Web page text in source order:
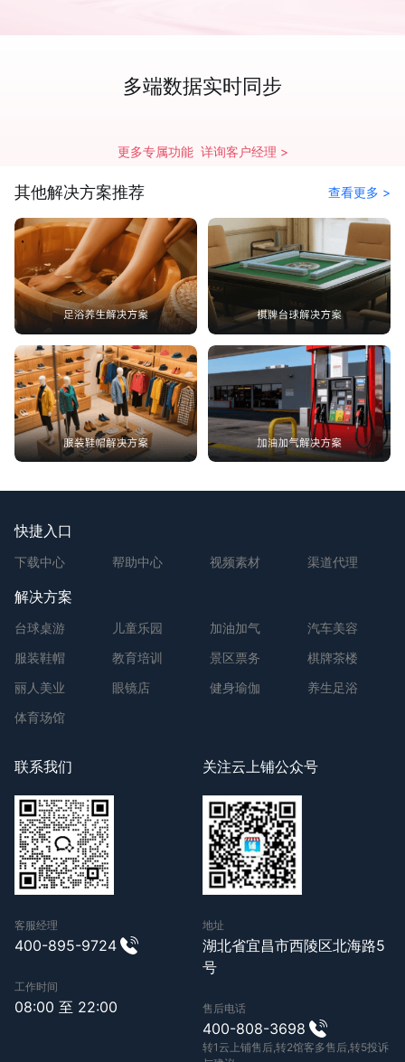
多端数据实时同步
更多专属功能 详询客户经理 >
其他解决方案推荐 查看更多 >
快捷入口
下载中心 帮助中心 视频素材 渠道代理
解决方案
台球桌游 儿童乐园 加油加气
汽车美容
服装鞋帽
教育培训 景区票务
棋牌茶楼
丽人美业
眼镜店 健身瑜伽
养生足浴
体育场馆
联系我们
客服经理
400-895-9724
工作时间
08:00 至 22:00
关注云上铺公众号
地址
湖北省宜昌市西陵区北海路5
号
售后电话
400-808-3698
转1云上铺售后,转2馆客多售后,转5投诉